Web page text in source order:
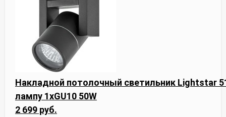
Накладной потолочный светильник Lightstar
лампу 1xGU10 50W
2 699 руб.